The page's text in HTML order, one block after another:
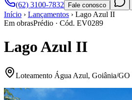
(62) 3100-7832
Fale conosco
Início › Lançamentos › Lago Azul II
Em obrasPrédio · Cód. EV0289
Lago Azul II
Loteamento Água Azul, Goiânia/GO